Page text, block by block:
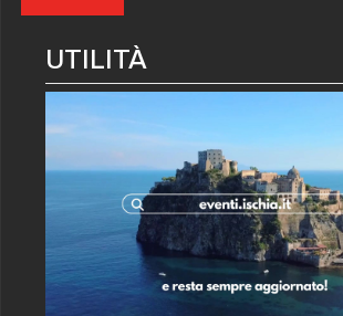
UTILITÀ